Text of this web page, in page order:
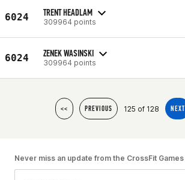
6024 TRENT HEADLAM
309964 points
6024 ZENEK WASINSKI
309964 points
<< PREVIOUS 125 of 128 NEXT
Never miss an update from the CrossFit Games